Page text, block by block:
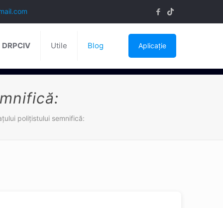
Utile Blog Aplicație
poliţistului semnifică: